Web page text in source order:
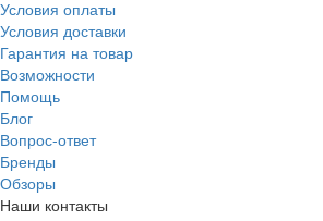
Условия оплаты
Условия доставки
Гарантия на товар
Возможности
Помощь
Блог
Вопрос-ответ
Бренды
Обзоры
Наши контакты